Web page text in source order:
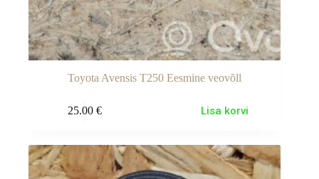
Toyota Avensis T250 Eesmine veovõll
25.00 € Lisa korvi